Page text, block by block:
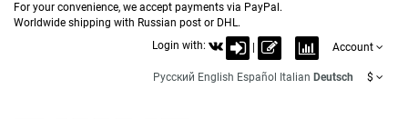
For your convenience, we accept payments via PayPal.
Worldwide shipping with Russian post or DHL.
Login with:
Account
Русский English Español Italian Deutsch $